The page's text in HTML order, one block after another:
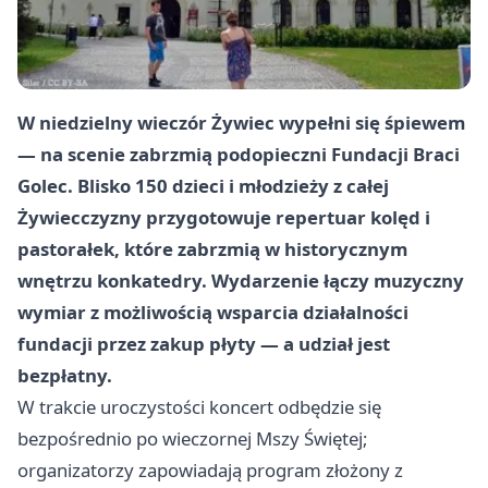
W niedzielny wieczór Żywiec wypełni się śpiewem
— na scenie zabrzmią podopieczni Fundacji Braci
Golec. Blisko 150 dzieci i młodzieży z całej
Żywiecczyzny przygotowuje repertuar kolęd i
pastorałek, które zabrzmią w historycznym
wnętrzu konkatedry. Wydarzenie łączy muzyczny
wymiar z możliwością wsparcia działalności
fundacji przez zakup płyty — a udział jest
bezpłatny.
W trakcie uroczystości koncert odbędzie się
bezpośrednio po wieczornej Mszy Świętej;
organizatorzy zapowiadają program złożony z